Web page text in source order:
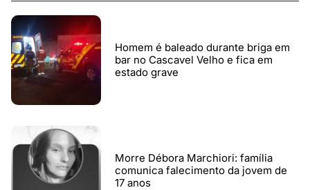
Homem é baleado durante briga em
bar no Cascavel Velho e fica em
estado grave
Morre Débora Marchiori: família
comunica falecimento da jovem de
17 anos